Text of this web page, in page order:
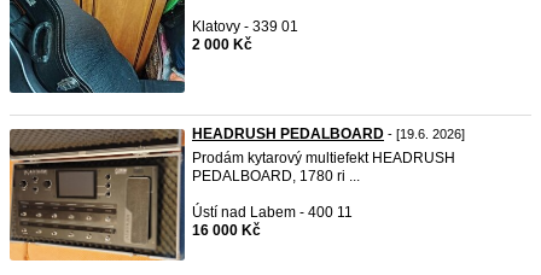
Klatovy - 339 01
2 000 Kč
HEADRUSH PEDALBOARD - [19.6. 2026]
Prodám kytarový multiefekt HEADRUSH
PEDALBOARD, 1780 ri ...
Ústí nad Labem - 400 11
16 000 Kč